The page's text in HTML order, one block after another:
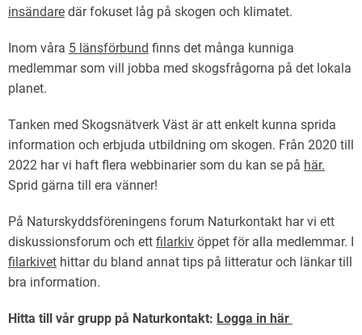
insändare där fokuset låg på skogen och klimatet.
Inom våra 5 länsförbund finns det många kunniga
medlemmar som vill jobba med skogsfrågorna på det lokala
planet.
Tanken med Skogsnätverk Väst är att enkelt kunna sprida
information och erbjuda utbildning om skogen. Från 2020 till
2022 har vi haft flera webbinarier som du kan se på här.
Sprid gärna till era vänner!
På Naturskyddsföreningens forum Naturkontakt har vi ett
diskussionsforum och ett filarkiv öppet för alla medlemmar. I
filarkivet hittar du bland annat tips på litteratur och länkar till
bra information.
Hitta till vår grupp på Naturkontakt: Logga in här